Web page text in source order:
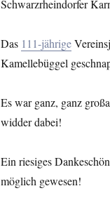
Schwarzrheindorfer
Das 111-jährige
Kamellebüggel
Es war ganz, ganz
widder dabei!
Ein riesiges
möglich gewesen!